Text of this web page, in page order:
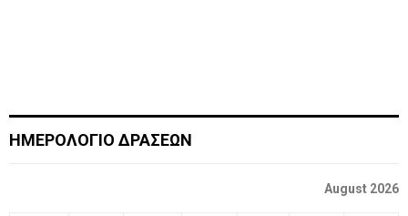
ΗΜΕΡΟΛΟΓΙΟ ΔΡΑΣΕΩΝ
August 2026